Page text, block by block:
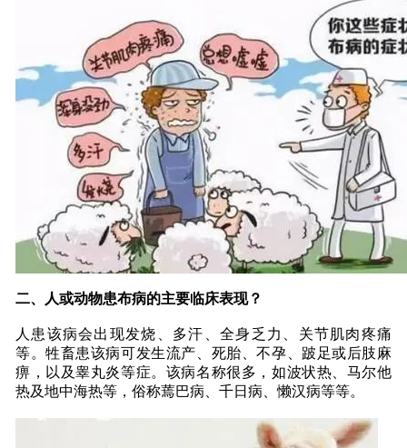
二、人或动物患布病的主要临床表现？
人患该病会出现发烧、多汗、全身乏力、关节肌肉疼痛
等。牲畜患该病可发生流产、死胎、不孕、跛足或后肢麻
痹，以及睾丸炎等症。该病名称很多，如波状热、马尔他
热及地中海热等，俗称蔫巴病、千日病、懒汉病等等。